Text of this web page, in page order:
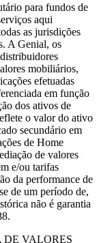
para fundos de
aqui
as jurisdições
A Genial, os
mobiliários,
efetuadas
em função
dos ativos de
o valor do ativo
secundário em
de Home
de valores
e/ou tarifas
da performance de
de um período de,
não é garantia
VALORES